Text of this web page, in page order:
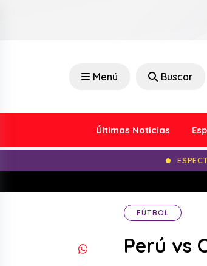
Menú Buscar
Últimas Noticias
FÚTBOL
Perú vs